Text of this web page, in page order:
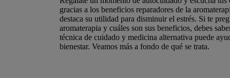
gracias a los beneficios reparadores de la
destaca su utilidad para disminuir el estrés. Si te
aromaterapia y cuáles son sus beneficios, debes
técnica de cuidado y medicina alternativa puede
bienestar. Veamos más a fondo de qué se trata.